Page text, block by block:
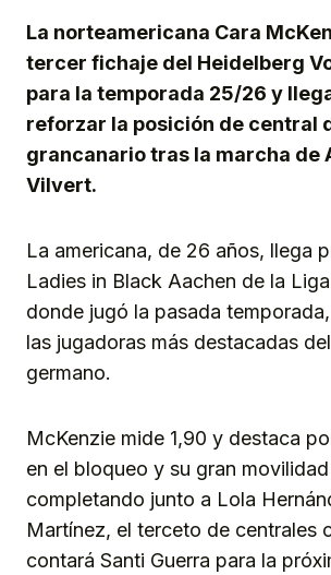
La norteamericana Cara
tercer fichaje del Heidelberg
para la temporada 25/26 y
reforzar la posición de central
grancanario tras la marcha de
Vilvert.
La americana, de 26 años, llega
Ladies in Black Aachen de la
donde jugó la pasada
las jugadoras más destacadas
germano.
McKenzie mide 1,90 y destaca
en el bloqueo y su gran
completando junto a Lola
Martínez, el terceto de centrales
contará Santi Guerra para la